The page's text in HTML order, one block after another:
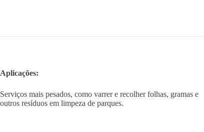
Aplicações:
Serviços mais pesados, como varrer e recolher folhas, gramas e
outros resíduos em limpeza de parques.